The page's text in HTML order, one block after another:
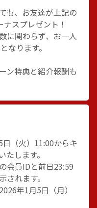
も、お友達が上記の
スプレゼント！
に関わらず、お一人
なります。
ン特典と紹介報酬も
（火）11:00からキ
します。
会員IDと前日23:59
れます。
年1月5日（月）